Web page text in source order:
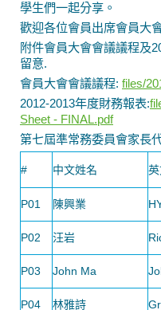
學生們一起分享。
歡迎各位會員出席會員大
附件會員大會會議議程及
留意.
會員大會會議議程: files/
2012-2013年度財務報表:
Sheet - FINAL.pdf
第七屆準常務委員會家長
# 中文姓名
P01 陳興業
P02 汪岩
P03 John Ma
P04 林雅詩